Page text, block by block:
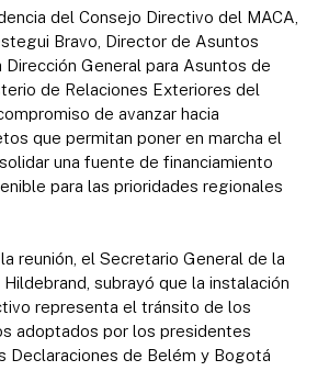
del Consejo Directivo del MACA,
Bravo, Director de Asuntos
Dirección General para Asuntos de
de Relaciones Exteriores del
de avanzar hacia
que permitan poner en marcha el
una fuente de financiamiento
para las prioridades regionales
reunión, el Secretario General de la
subrayó que la instalación
representa el tránsito de los
adoptados por los presidentes
Declaraciones de Belém y Bogotá